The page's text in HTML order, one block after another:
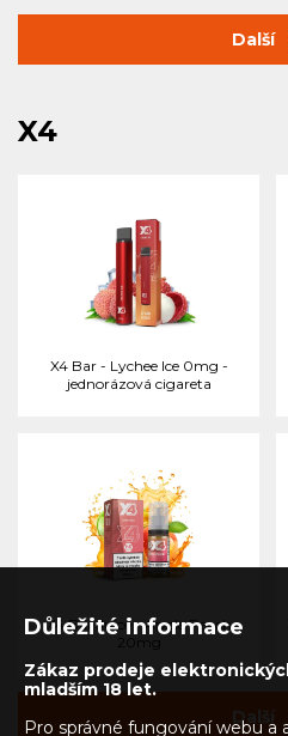
Další
X4
X4 Bar - Lychee Ice 0mg -
jednorázová cigareta
X4 Bar Juice - Apple Peach
20mg
Další
Důležité informace
Zákaz prodeje
mladším 18 let.
Pro správné fungování webu a